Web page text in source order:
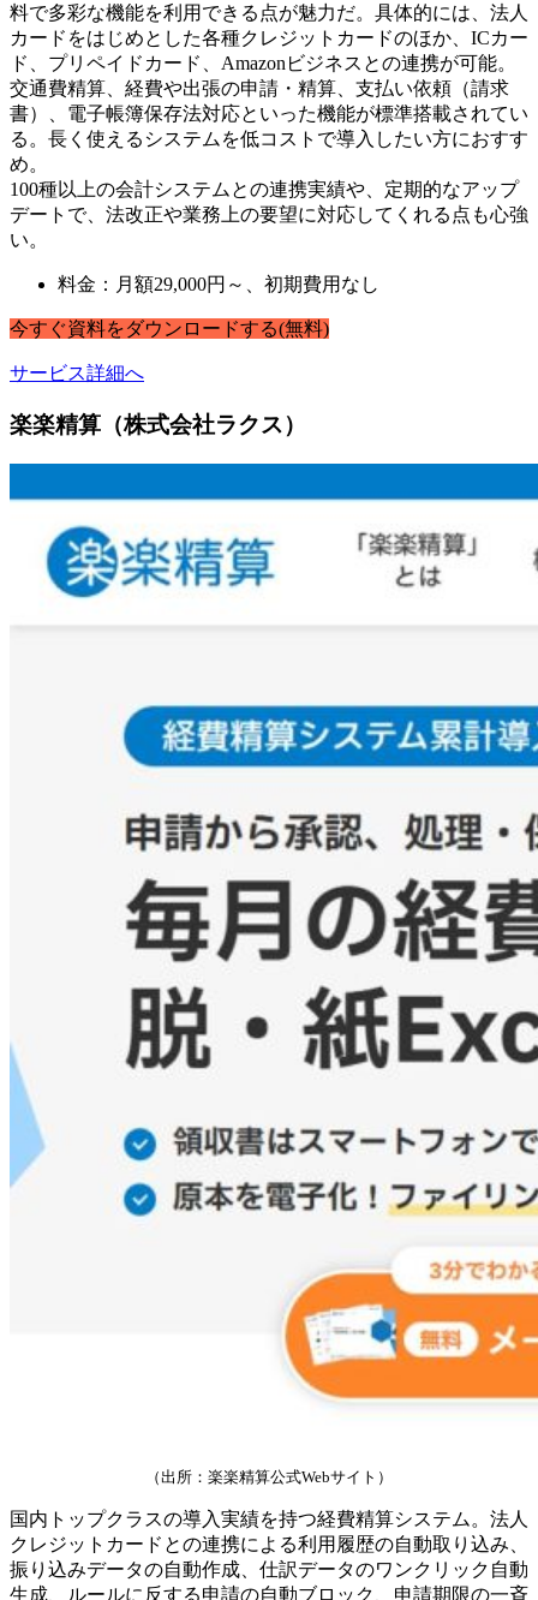
料で多彩な機能を利用できる点が魅力だ。具体的には、法人
カードをはじめとした各種クレジットカードのほか、ICカー
ド、プリペイドカード、Amazonビジネスとの連携が可能。
交通費精算、経費や出張の申請・精算、支払い依頼（請求
書）、電子帳簿保存法対応といった機能が標準搭載されてい
る。長く使えるシステムを低コストで導入したい方におすす
め。
100種以上の会計システムとの連携実績や、定期的なアップ
デートで、法改正や業務上の要望に対応してくれる点も心強
い。
料金：月額29,000円～、初期費用なし
今すぐ資料をダウンロードする(無料)
サービス詳細へ
楽楽精算（株式会社ラクス）
（出所：楽楽精算公式Webサイト）
国内トップクラスの導入実績を持つ経費精算システム。法人
クレジットカードとの連携による利用履歴の自動取り込み、
振り込みデータの自動作成、仕訳データのワンクリック自動
生成、ルールに反する申請の自動ブロック、申請期限の一斉